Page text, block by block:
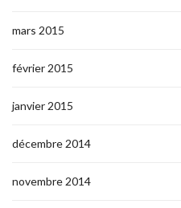
mars 2015
février 2015
janvier 2015
décembre 2014
novembre 2014